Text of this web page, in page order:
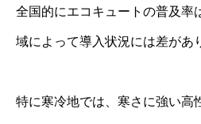
全国的にエコキュートの普及率
域によって導入状況には差があ
特に寒冷地では、寒さに強い高